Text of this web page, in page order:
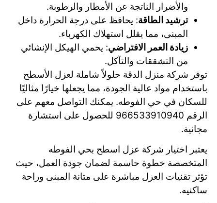
والأضرار الناتجة عن الأمطار والرطوبة.
ترشيد الطاقة: يحافظ على درجة الحرارة داخل
المبنى، مما يقلل استهلاك الكهرباء.
زيادة العمر الافتراضي: يحمي الهيكل الإنشائي
من التشققات والتآكل.
توفر شركة منزل الدقة حلولاً شاملة لعزل الأسطح
باستخدام مواد عالية الجودة، مما يجعلها خيارًا مثاليًا
للسكان في حي الفوطه. يمكنك التواصل معهم على
الرقم 966533910940 للحصول على استشارة
مجانية.
يعتبر اختيار شركة عزل اسطح بحي الفوطه
المتخصصة خطوة حاسمة لضمان جودة العمل، حيث
تؤثر تقنيات العزل مباشرة على متانة المبنى وراحة
ساكنيه.